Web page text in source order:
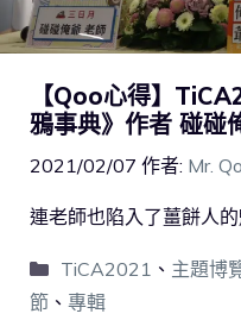
【Qoo心得】
鴉事典》作者 碰碰
2021/02/07 作者: Mr.
連老師也陷入了薑餅人
TiCA2021 、 主題博
節 、 專輯